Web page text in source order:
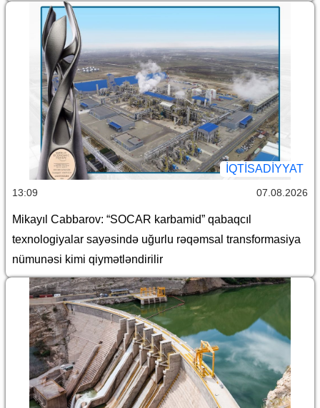
İQTİSADİYYAT
13:09 07.08.2026
Mikayıl Cabbarov: “SOCAR karbamid” qabaqcıl
texnologiyalar sayəsində uğurlu rəqəmsal transformasiya
nümunəsi kimi qiymətləndirilir